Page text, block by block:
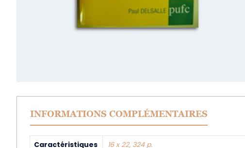
INFORMATIONS COMPLÉMENTAIRES
Caractéristiques
16 x 22, 324 p.